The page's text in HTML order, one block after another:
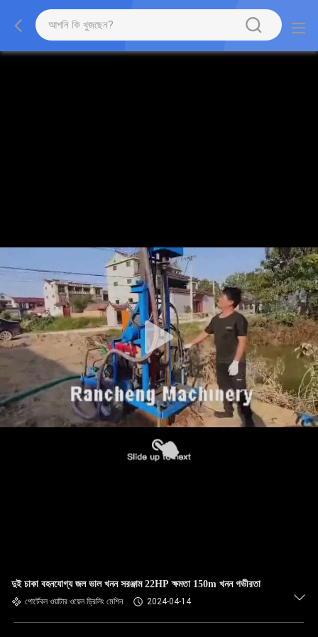
দুই চাকা বহনযোগ্য জল ভাল খনন সরঞ্জাম 22HP ক্ষমতা 150m খনন গভীরতা
পোর্টেবল ওয়াটার ওয়েল ড্রিলিং মেশিন 2024-04-14